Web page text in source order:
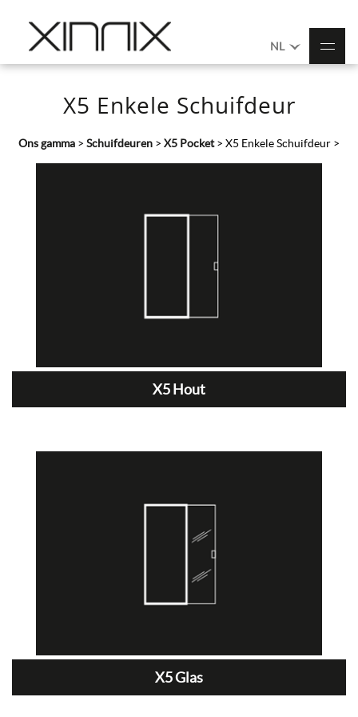
NL
X5 Enkele Schuifdeur
Ons gamma > Schuifdeuren > X5 Pocket> X5 Enkele Schuifdeur >
X5 Hout
X5 Glas